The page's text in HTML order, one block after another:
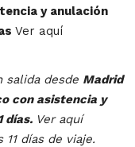
y anulación
Ver aquí
salida desde Madrid
con asistencia y
días. Ver aquí
días de viaje.